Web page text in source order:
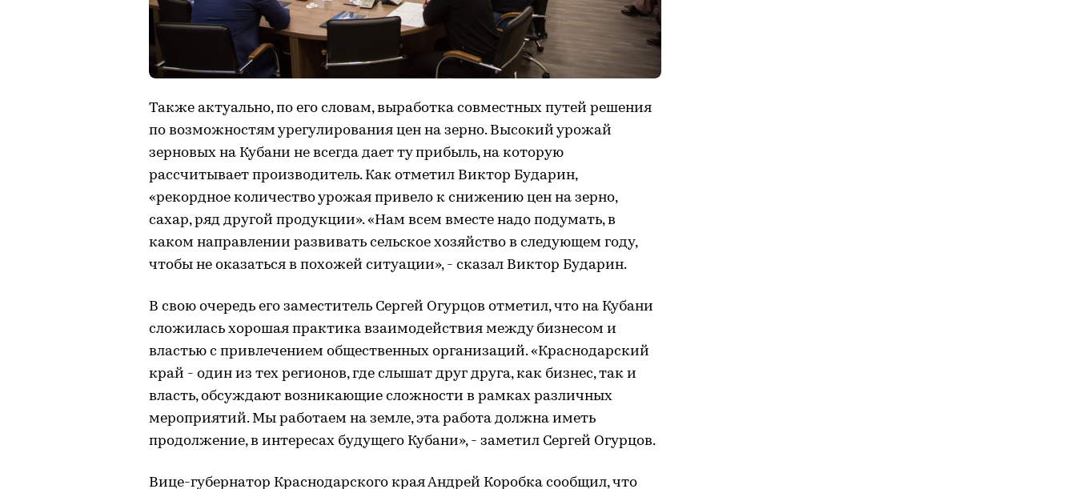
Также актуально, по его словам, выработка совместных путей решения
по возможностям урегулирования цен на зерно. Высокий урожай
зерновых на Кубани не всегда дает ту прибыль, на которую
рассчитывает производитель. Как отметил Виктор Бударин,
«рекордное количество урожая привело к снижению цен на зерно,
сахар, ряд другой продукции». «Нам всем вместе надо подумать, в
каком направлении развивать сельское хозяйство в следующем году,
чтобы не оказаться в похожей ситуации», - сказал Виктор Бударин.
В свою очередь его заместитель Сергей Огурцов отметил, что на Кубани
сложилась хорошая практика взаимодействия между бизнесом и
властью с привлечением общественных организаций. «Краснодарский
край - один из тех регионов, где слышат друг друга, как бизнес, так и
власть, обсуждают возникающие сложности в рамках различных
мероприятий. Мы работаем на земле, эта работа должна иметь
продолжение, в интересах будущего Кубани», - заметил Сергей Огурцов.
Вице-губернатор Краснодарского края Андрей Коробка сообщил, что